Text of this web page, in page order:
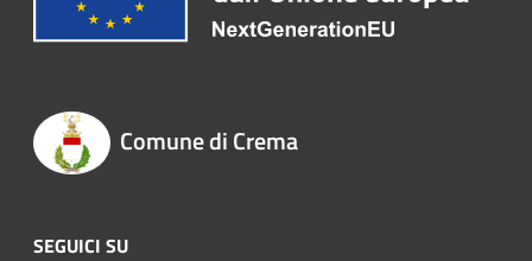
Comune di Crema
SEGUICI SU